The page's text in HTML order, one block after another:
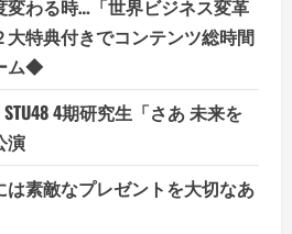
変わる時…「世界ビジネス変革
特典付きでコンテンツ総時間
ム◆
4期研究生「さあ 未来を
演
素敵なプレゼントを大切なあ